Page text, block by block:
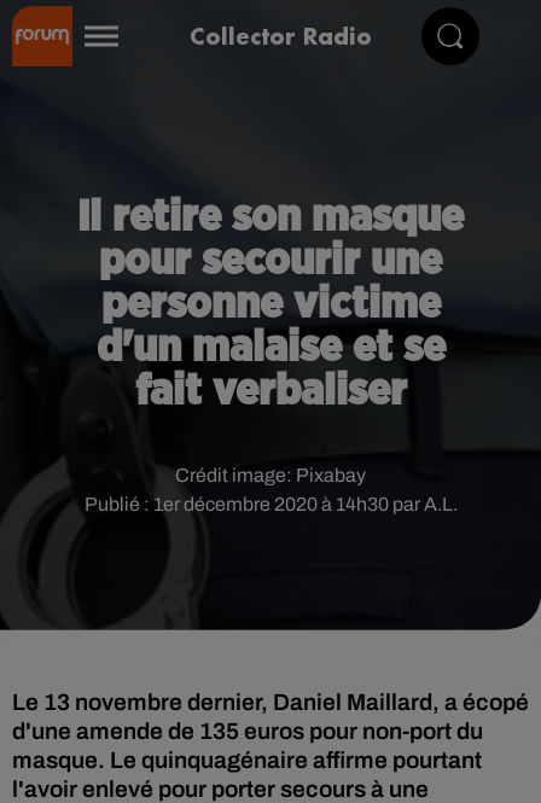
Collector Radio
Il retire son masque
pour secourir une
personne victime
d'un malaise et se
fait verbaliser
Publié : 1er décembre 2020 à 14h30 par A.L.
Crédit image: Pixabay
Le 13 novembre dernier, Daniel Maillard, a écopé
d'une amende de 135 euros pour non-port du
masque. Le quinquagénaire affirme pourtant
l'avoir enlevé pour porter secours à une